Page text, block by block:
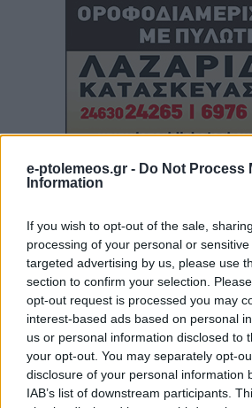
e-ptolemeos.gr - Do Not Process
Information
If you wish to opt-out of the sale,
processing of your personal or
targeted advertising by us, please use
section to confirm your selection.
opt-out request is processed you may
interest-based ads based on personal
us or personal information disclosed to
your opt-out. You may separately opt-
disclosure of your personal information
IAB’s list of downstream participants.